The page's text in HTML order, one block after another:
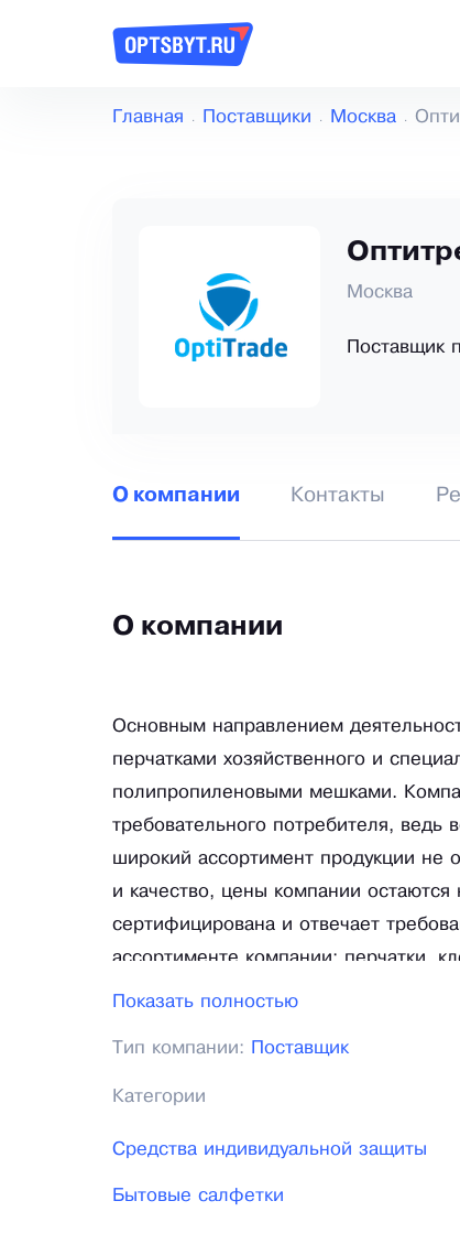
Главная Поставщики Москва
Москва
Поставщик
О компании Контакты
О компании
Основным направлением
перчатками хозяйственного и
полипропиленовыми мешками.
требовательного потребителя,
широкий ассортимент продукции не
и качество, цены компании
сертифицирована и отвечает
ассортименте компании: перчатки,
строительные товары, средства
Показать полностью
Тип компании: Поставщик
Категории
Средства индивидуальной защиты
Бытовые салфетки